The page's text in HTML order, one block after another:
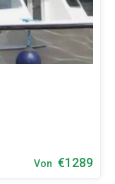
Von €1289